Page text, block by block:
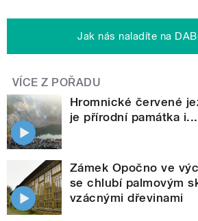
Jak nás naladíte na
VÍCE Z POŘADU
Hromnické červené
je přírodní památka i...
Zámek Opočno ve
se chlubí palmovým
vzácnými dřevinami